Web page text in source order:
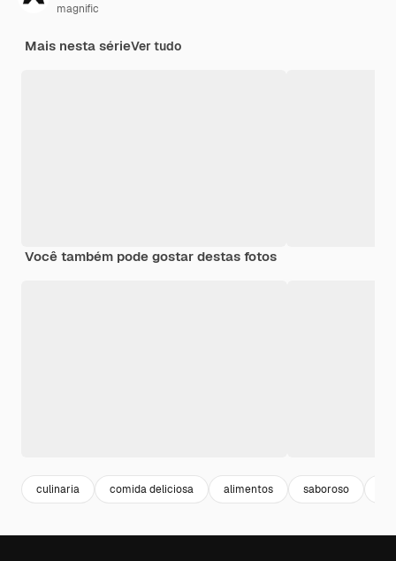
magnific
Mais nesta sérieVer tudo
Você também pode gostar destas fotos
culinaria comida deliciosa alimentos saboroso